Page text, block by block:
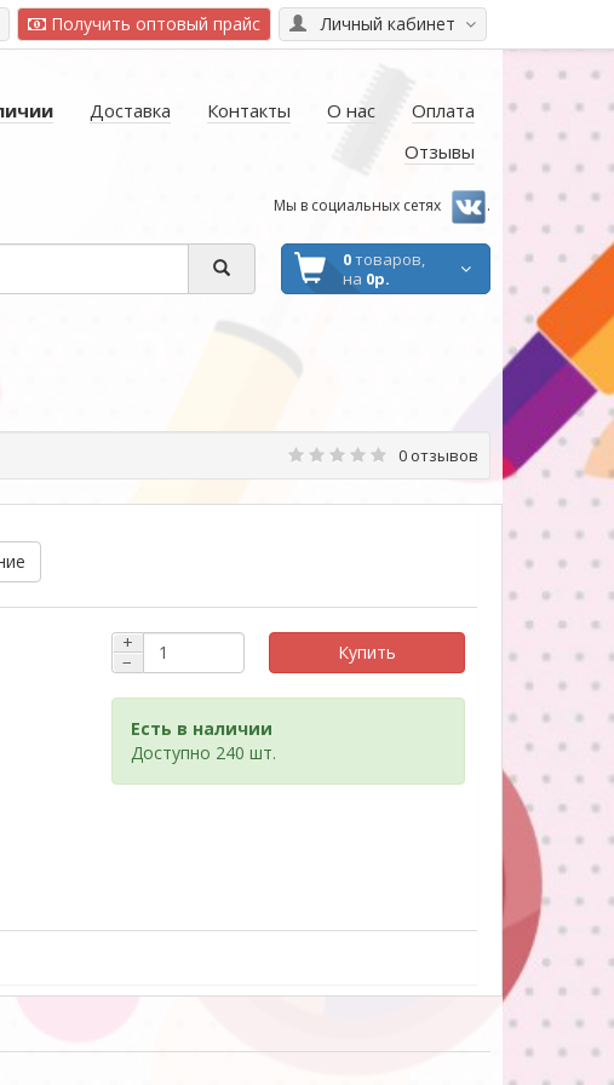
Личный кабинет
Получить оптовый прайс
Доставка Контакты О нас
Оплата
Отзывы
Мы в социальных сетях .
0товаров,
на 0р.
0 отзывов
+
−
Купить
Есть в наличии
Доступно 240 шт.